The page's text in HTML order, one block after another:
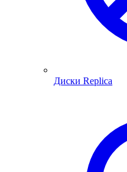
Диски Replica